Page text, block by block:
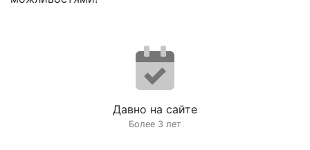
Давно на сайте
Более 3 лет